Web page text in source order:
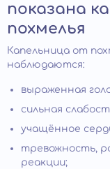
показана
похмелья
Капельница от
наблюдаются:
выраженная
сильная
учащённое
тревожность,
реакции;